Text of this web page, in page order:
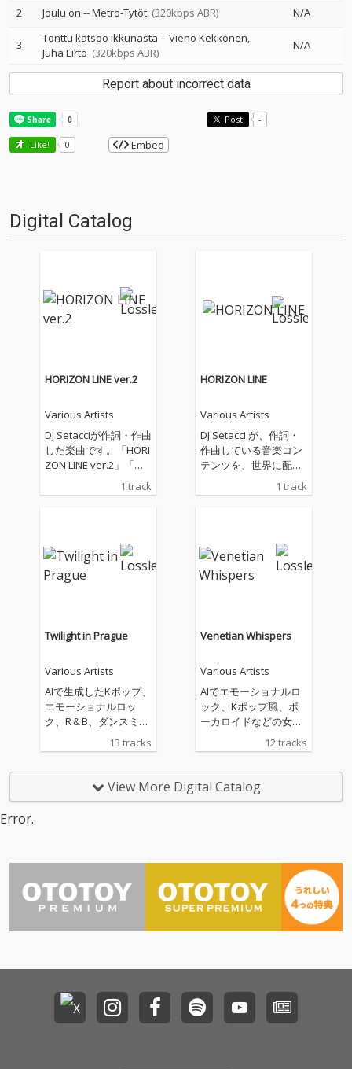
2 Joulu on --Metro-Tytöt (320kbps ABR) N/A
3 Tonttu katsoo ikkunasta --Vieno Kekkonen
Juha Eirto (320kbps ABR)
N/A
Report about incorrect data
Post -
Like! 0 Embed
Digital Catalog
HORIZON LINE ver.2
Various Artists
DJ Setacciが作詞・作曲
した楽曲です。「HORI
ZON LINE ver.2」「水
として、配信いたしま
境とともに生きること
の大切さに、想いを込
めて創りました。
1 track
HORIZON LINE
Various Artists
DJ Setacci が、作詞・
作曲している音楽コン
テンツを、世界に配信
しています。主なジャ
ンルは、House、R&
1 track
Twilight in Prague
Various Artists
AIで生成したKポップ、
エモーショナルロッ
ク、R＆B、ダンスミュ
ージックの曲を配信し
ています。私の生成し
入りの曲になることを
願っています。
13 tracks
Venetian Whispers
Various Artists
AIでエモーショナルロ
ック、Kポップ風、ボ
ーカロイドなどの女性
す。基本的に英語で、
きなので幅広く、あな
たの生活の中に溶け込
12 tracks
View More Digital Catalog
Error.